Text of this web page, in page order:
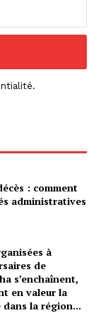
: comment
administratives
à
de
s’enchaînent,
en valeur la
la région...